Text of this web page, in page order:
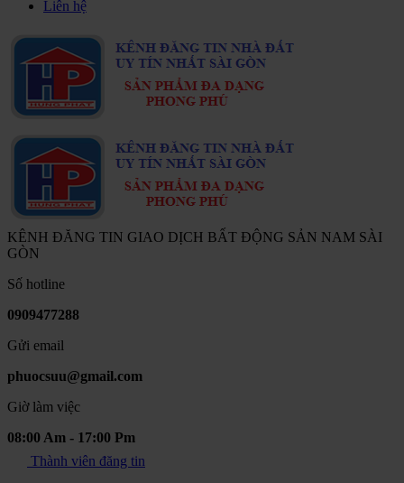
Liên hệ
KÊNH ĐĂNG TIN GIAO DỊCH BẤT ĐỘNG SẢN NAM SÀI
GÒN
Số hotline
0909477288
Gửi email
phuocsuu@gmail.com
Giờ làm việc
08:00 Am - 17:00 Pm
Thành viên đăng tin